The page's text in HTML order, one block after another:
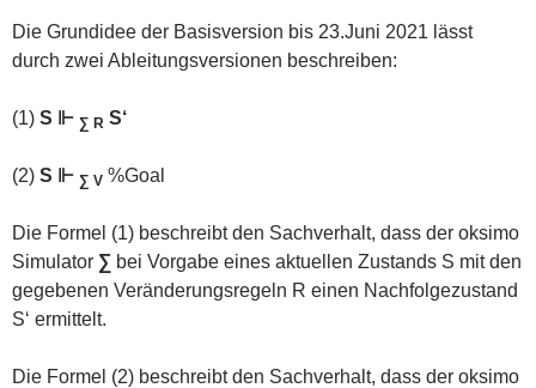
Die Grundidee der Basisversion bis 23.Juni 2021 lässt
durch zwei Ableitungsversionen beschreiben:
(1) S ⊩ ∑ R S‘
(2) S ⊩ ∑ V %Goal
Die Formel (1) beschreibt den Sachverhalt, dass der oksimo
Simulator ∑ bei Vorgabe eines aktuellen Zustands S mit den
gegebenen Veränderungsregeln R einen Nachfolgezustand
S‘ ermittelt.
Die Formel (2) beschreibt den Sachverhalt, dass der oksimo